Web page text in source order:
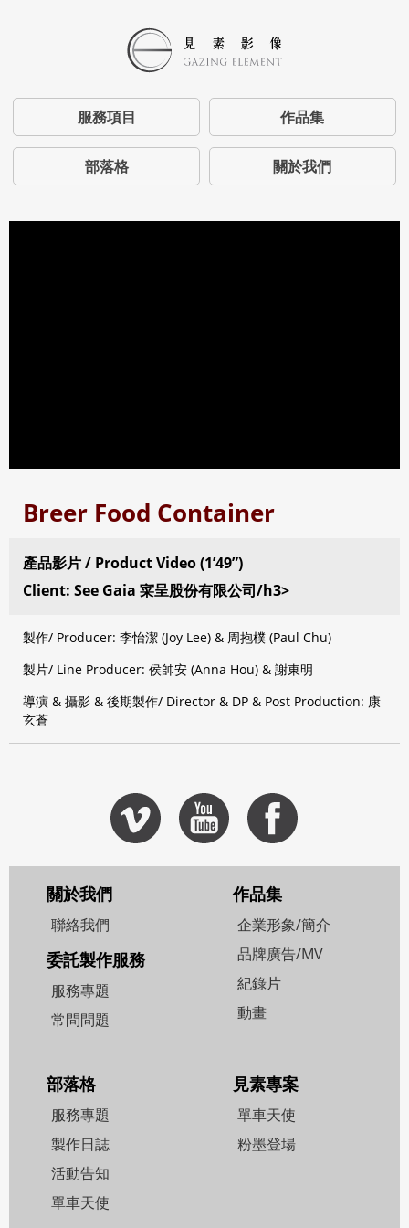
服務項目 作品集
部落格 關於我們
Breer Food Container
產品影片 / Product Video (1’49”)
Client: See Gaia 寀呈股份有限公司/h3>
製作/ Producer: 李怡潔 (Joy Lee) & 周抱樸 (Paul Chu)
製片/ Line Producer: 侯帥安 (Anna Hou) & 謝東明
導演 & 攝影 & 後期製作/ Director & DP & Post Production: 康
玄蒼
關於我們
聯絡我們
委託製作服務
服務專題
常問問題
作品集
企業形象/簡介
品牌廣告/MV
紀錄片
動畫
部落格
服務專題
製作日誌
活動告知
單車天使
見素專案
單車天使
粉墨登場